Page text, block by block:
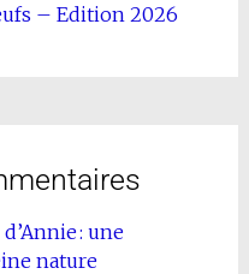
– Edition 2026
: une
nature